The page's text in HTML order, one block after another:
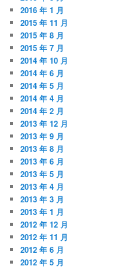
2016 年 1 月
2015 年 11 月
2015 年 8 月
2015 年 7 月
2014 年 10 月
2014 年 6 月
2014 年 5 月
2014 年 4 月
2014 年 2 月
2013 年 12 月
2013 年 9 月
2013 年 8 月
2013 年 6 月
2013 年 5 月
2013 年 4 月
2013 年 3 月
2013 年 1 月
2012 年 12 月
2012 年 11 月
2012 年 6 月
2012 年 5 月